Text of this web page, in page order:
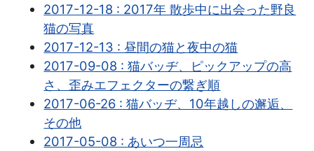
2017-12-18 : 2017年 散歩中に出会った野良
猫の写真
2017-12-13 : 昼間の猫と夜中の猫
2017-09-08 : 猫バッヂ、ピックアップの高
さ、歪みエフェクターの繋ぎ順
2017-06-26 : 猫バッヂ、10年越しの邂逅、
その他
2017-05-08 : あいつ一周忌